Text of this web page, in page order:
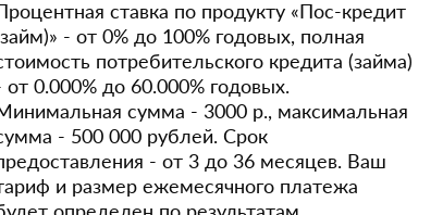
ставка по продукту «Пос-кредит
- от 0% до 100% годовых, полная
потребительского кредита (займа)
от 0.000% до 60.000% годовых.
сумма - 3000 р., максимальная
- 500 000 рублей. Срок
- от 3 до 36 месяцев. Ваш
и размер ежемесячного платежа